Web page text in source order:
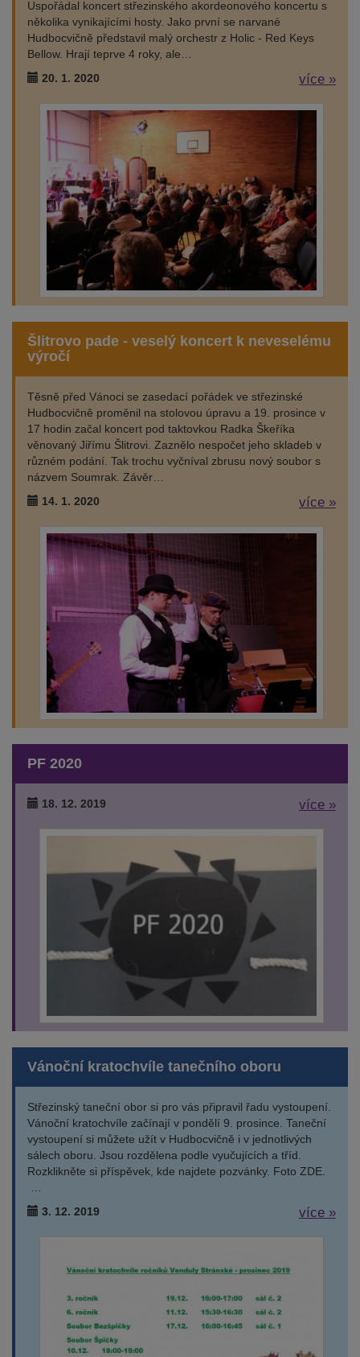
Uspořádal koncert střezinského akordeonového koncertu s
několika vynikajícími hosty. Jako první se narvané
Hudbocvičně představil malý orchestr z Holic - Red Keys
Bellow. Hrají teprve 4 roky, ale…
20. 1. 2020
více »
Šlitrovo pade - veselý koncert k neveselému
výročí
Těsně před Vánoci se zasedací pořádek ve střezinské
Hudbocvičně proměnil na stolovou úpravu a 19. prosince v
17 hodin začal koncert pod taktovkou Radka Škeříka
věnovaný Jiřímu Šlitrovi. Zaznělo nespočet jeho skladeb v
různém podání. Tak trochu vyčníval zbrusu nový soubor s
názvem Soumrak. Závěr…
14. 1. 2020
více »
PF 2020
18. 12. 2019 více »
Vánoční kratochvíle tanečního oboru
Střezinský taneční obor si pro vás připravil řadu vystoupení.
Vánoční kratochvíle začínají v pondělí 9. prosince. Taneční
vystoupení si můžete užít v Hudbocvičně i v jednotlivých
sálech oboru. Jsou rozdělena podle vyučujících a tříd.
Rozklikněte si příspěvek, kde najdete pozvánky. Foto ZDE.
3. 12. 2019
více »